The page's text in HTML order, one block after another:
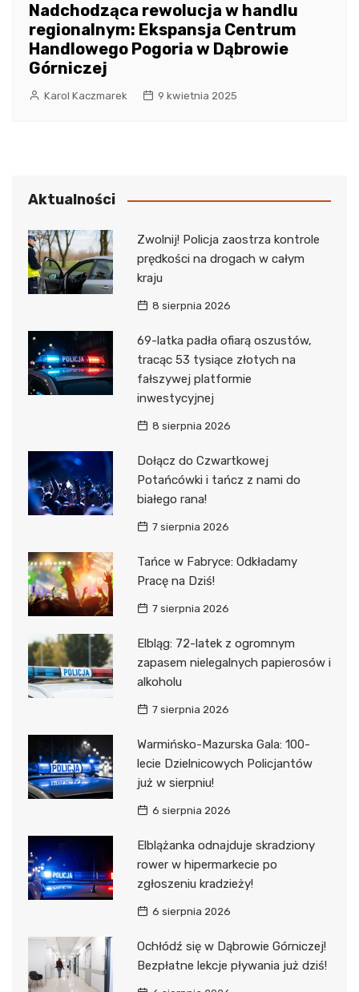
Nadchodząca rewolucja w handlu
regionalnym: Ekspansja Centrum
Handlowego Pogoria w Dąbrowie
Górniczej
Karol Kaczmarek 9 kwietnia 2025
Aktualności
Zwolnij! Policja zaostrza kontrole
prędkości na drogach w całym
kraju
8 sierpnia 2026
69-latka padła ofiarą oszustów,
tracąc 53 tysiące złotych na
fałszywej platformie
inwestycyjnej
8 sierpnia 2026
Dołącz do Czwartkowej
Potańcówki i tańcz z nami do
białego rana!
7 sierpnia 2026
Tańce w Fabryce: Odkładamy
Pracę na Dziś!
7 sierpnia 2026
Elbląg: 72-latek z ogromnym
zapasem nielegalnych papierosów i
alkoholu
7 sierpnia 2026
Warmińsko-Mazurska Gala: 100-
lecie Dzielnicowych Policjantów
już w sierpniu!
6 sierpnia 2026
Elblążanka odnajduje skradziony
rower w hipermarkecie po
zgłoszeniu kradzieży!
6 sierpnia 2026
Ochłódź się w Dąbrowie Górniczej!
Bezpłatne lekcje pływania już dziś!